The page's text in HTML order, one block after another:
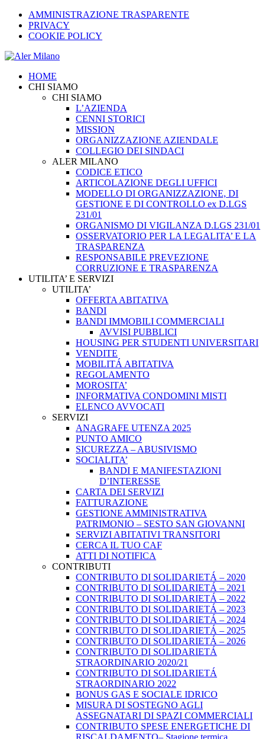
AMMINISTRAZIONE TRASPARENTE
PRIVACY
COOKIE POLICY
HOME
CHI SIAMO
CHI SIAMO
L’AZIENDA
CENNI STORICI
MISSION
ORGANIZZAZIONE AZIENDALE
COLLEGIO DEI SINDACI
ALER MILANO
CODICE ETICO
ARTICOLAZIONE DEGLI UFFICI
MODELLO DI ORGANIZZAZIONE, DI
GESTIONE E DI CONTROLLO ex D.LGS
231/01
ORGANISMO DI VIGILANZA D.LGS 231/01
OSSERVATORIO PER LA LEGALITA’ E LA
TRASPARENZA
RESPONSABILE PREVEZIONE
CORRUZIONE E TRASPARENZA
UTILITA’ E SERVIZI
UTILITA’
OFFERTA ABITATIVA
BANDI
BANDI IMMOBILI COMMERCIALI
AVVISI PUBBLICI
HOUSING PER STUDENTI UNIVERSITARI
VENDITE
MOBILITÁ ABITATIVA
REGOLAMENTO
MOROSITA’
INFORMATIVA CONDOMINI MISTI
ELENCO AVVOCATI
SERVIZI
ANAGRAFE UTENZA 2025
PUNTO AMICO
SICUREZZA – ABUSIVISMO
SOCIALITA’
BANDI E MANIFESTAZIONI
D’INTERESSE
CARTA DEI SERVIZI
FATTURAZIONE
GESTIONE AMMINISTRATIVA
PATRIMONIO – SESTO SAN GIOVANNI
SERVIZI ABITATIVI TRANSITORI
CERCA IL TUO CAF
ATTI DI NOTIFICA
CONTRIBUTI
CONTRIBUTO DI SOLIDARIETÁ – 2020
CONTRIBUTO DI SOLIDARIETÁ – 2021
CONTRIBUTO DI SOLIDARIETÁ – 2022
CONTRIBUTO DI SOLIDARIETÁ – 2023
CONTRIBUTO DI SOLIDARIETÁ – 2024
CONTRIBUTO DI SOLIDARIETÁ – 2025
CONTRIBUTO DI SOLIDARIETÁ – 2026
CONTRIBUTO DI SOLIDARIETÁ
STRAORDINARIO 2020/21
CONTRIBUTO DI SOLIDARIETÁ
STRAORDINARIO 2022
BONUS GAS E SOCIALE IDRICO
MISURA DI SOSTEGNO AGLI
ASSEGNATARI DI SPAZI COMMERCIALI
CONTRIBUTO SPESE ENERGETICHE DI
RISCALDAMENTO– Stagione termica